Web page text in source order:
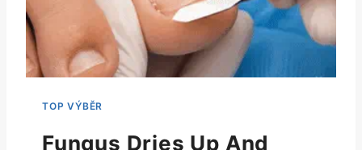
Fungus Dries Up And